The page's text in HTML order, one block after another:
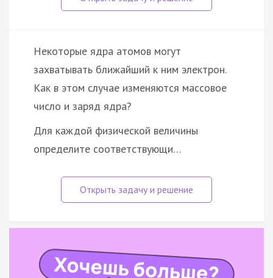
Некоторые ядра атомов могут
захватывать ближайший к ним электрон.
Как в этом случае изменяются массовое
число и заряд ядра?
Для каждой физической величины
определите соответствующи…